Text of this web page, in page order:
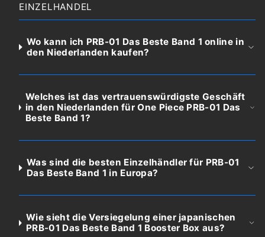
EINZELHANDEL
Wo kann ich PRB-01 Das Beste Band 1 online in
den Niederlanden kaufen?
Welches ist das vertrauenswürdigste Geschäft
in den Niederlanden für One Piece PRB-01 Das
Beste Band 1?
Was sind die besten Einzelhändler für PRB-01
Das Beste Band 1 in Europa?
Wie sieht die Versiegelung einer japanischen
PRB-01 Das Beste Band 1 Booster Box aus?